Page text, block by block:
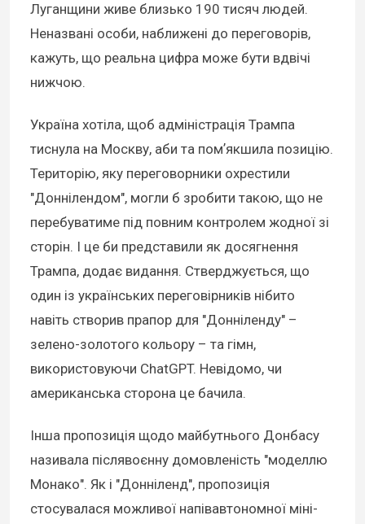
Луганщини живе близько 190 тисяч людей.
Неназвані особи, наближені до переговорів,
кажуть, що реальна цифра може бути вдвічі
нижчою.
Україна хотіла, щоб адміністрація Трампа
тиснула на Москву, аби та помʼякшила позицію.
Територію, яку переговорники охрестили
"Доннілендом", могли б зробити такою, що не
перебуватиме під повним контролем жодної зі
сторін. І це би представили як досягнення
Трампа, додає видання. Стверджується, що
один із українських переговірників нібито
навіть створив прапор для "Донніленду" –
зелено-золотого кольору – та гімн,
використовуючи ChatGPT. Невідомо, чи
американська сторона це бачила.
Інша пропозиція щодо майбутнього Донбасу
називала післявоєнну домовленість "моделлю
Монако". Як і "Донніленд", пропозиція
стосувалася можливої напівавтономної міні-